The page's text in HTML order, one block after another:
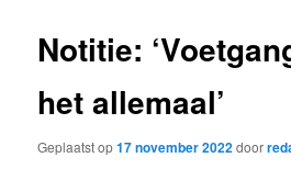
Notitie:
het allemaal’
Geplaatst op17 november 2022door